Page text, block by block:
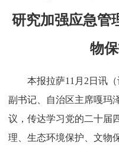
研究加强应急管
物
本报拉萨11月2日讯
副书记、自治区主席嘎玛
议，传达学习党的二十届
理、生态环境保护、文物